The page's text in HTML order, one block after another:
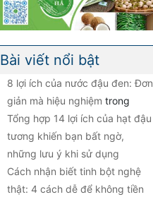
Bài viết nổi bật
8 lợi ích của nước đậu đen: Đơn
giản mà hiệu nghiệm trong
Tổng hợp 14 lợi ích của hạt đậu
tương khiến bạn bất ngờ,
những lưu ý khi sử dụng
Cách nhận biết tinh bột nghệ
thật: 4 cách dễ để không tiền